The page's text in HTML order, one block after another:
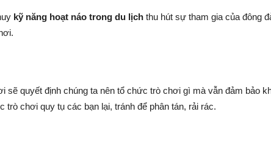
kỹ năng hoạt náo trong du lịch thu hút sự tham gia của đông
sẽ quyết định chúng ta nên tổ chức trò chơi gì mà vẫn đảm bảo
chơi quy tụ các bạn lại, tránh để phân tán, rải rác.